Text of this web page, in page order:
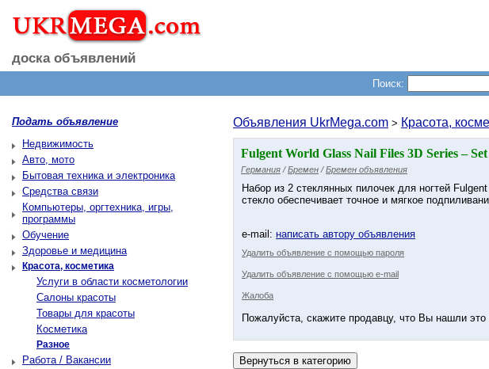
доска объявлений
Поиск:
Подать объявление
Недвижимость
Авто, мото
Бытовая техника и электроника
Средства связи
Компьютеры, оргтехника, игры,
программы
Обучение
Здоровье и медицина
Красота, косметика
Услуги в области косметологии
Салоны красоты
Товары для красоты
Косметика
Разное
Работа / Вакансии
Объявления UkrMega.com > Красота,
Fulgent World Glass Nail Files 3D Series –
Германия /Бремен /Бремен объявления
Набор из 2 стеклянных пилочек для ногтей
стекло обеспечивает точное и мягкое
e-mail: написать автору объявления
Удалить объявление с помощью пароля
Удалить объявление с помощью e-mail
Жалоба
Пожалуйста, скажите продавцу, что Вы нашли это